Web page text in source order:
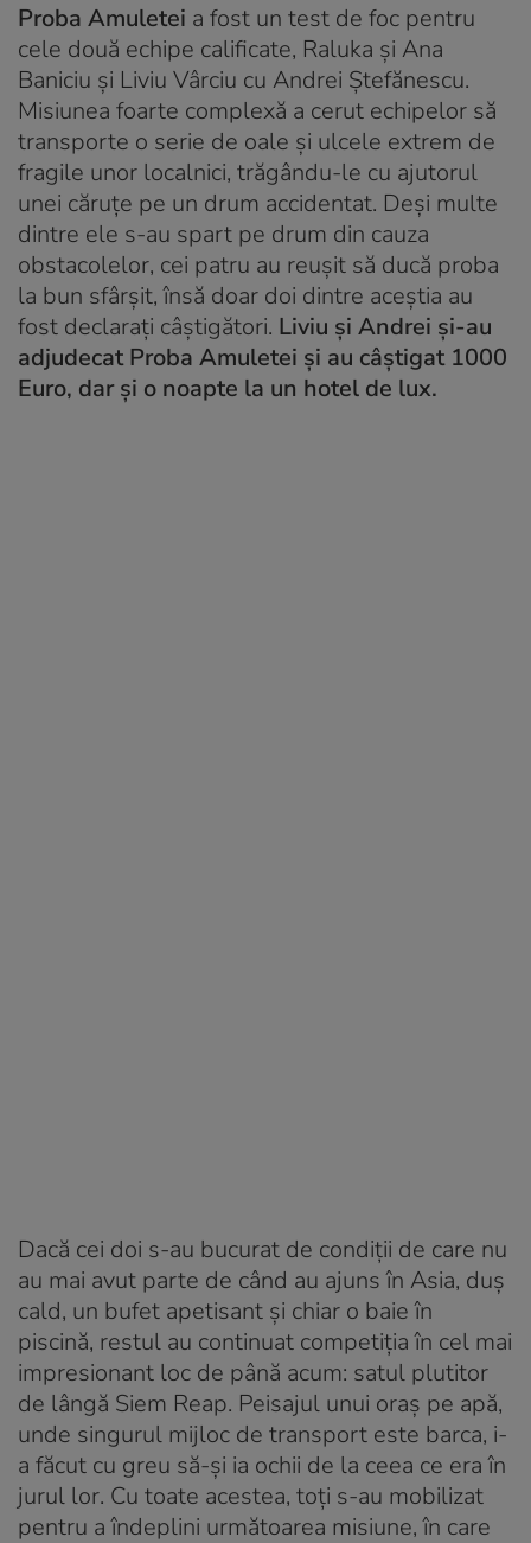
Proba Amuletei a fost un test de foc pentru
cele două echipe calificate, Raluka și Ana
Baniciu și Liviu Vârciu cu Andrei Ștefănescu.
Misiunea foarte complexă a cerut echipelor să
transporte o serie de oale și ulcele extrem de
fragile unor localnici, trăgându-le cu ajutorul
unei căruțe pe un drum accidentat. Deși multe
dintre ele s-au spart pe drum din cauza
obstacolelor, cei patru au reușit să ducă proba
la bun sfârșit, însă doar doi dintre aceștia au
fost declarați câștigători. Liviu și Andrei și-au
adjudecat Proba Amuletei și au câștigat 1000
Euro, dar și o noapte la un hotel de lux.
Dacă cei doi s-au bucurat de condiții de care nu
au mai avut parte de când au ajuns în Asia, duș
cald, un bufet apetisant și chiar o baie în
piscină, restul au continuat competiția în cel mai
impresionant loc de până acum: satul plutitor
de lângă Siem Reap. Peisajul unui oraș pe apă,
unde singurul mijloc de transport este barca, i-
a făcut cu greu să-și ia ochii de la ceea ce era în
jurul lor. Cu toate acestea, toți s-au mobilizat
pentru a îndeplini următoarea misiune, în care